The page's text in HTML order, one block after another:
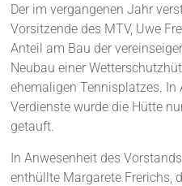
Der im vergangenen Jahr
Vorsitzende des MTV, Uwe
Anteil am Bau der
Neubau einer
ehemaligen Tennisplatzes. In
Verdienste wurde die Hütte
getauft.
In Anwesenheit des
enthüllte Margarete Frerichs,